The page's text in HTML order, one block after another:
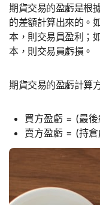
期貨交易的盈虧是根
的差額計算出來的。
本，則交易員盈利；
本，則交易員虧損。
期貨交易的盈虧計算
買方盈虧 = (最
賣方盈虧 = (持